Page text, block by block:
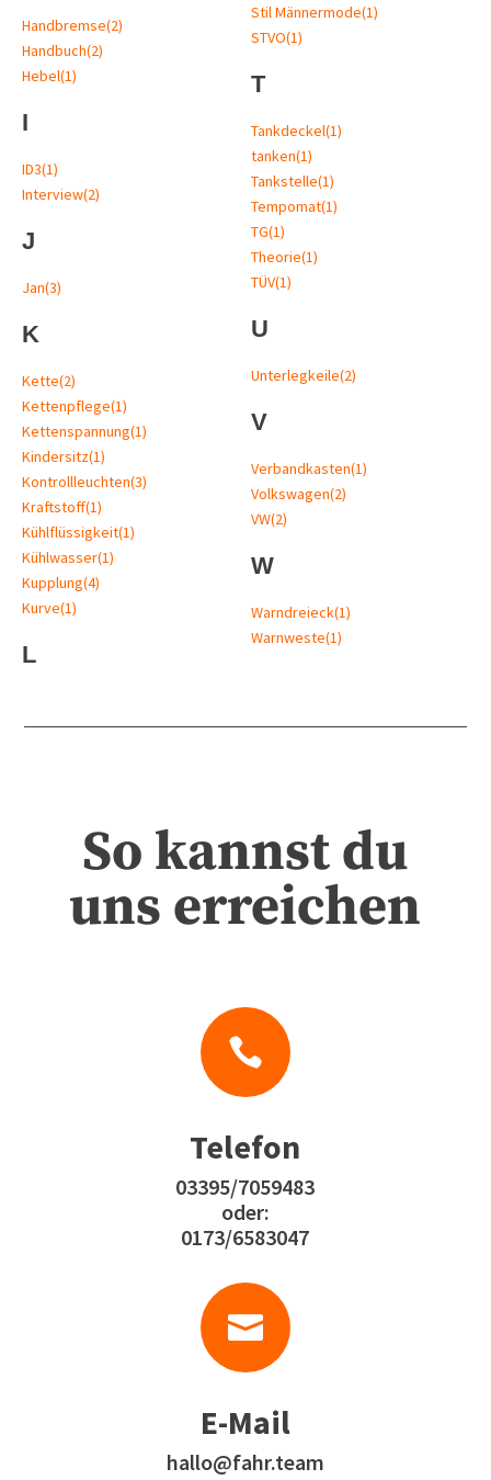
Handbremse(2)
Handbuch(2)
Hebel(1)
I
ID3(1)
Interview(2)
J
Jan(3)
K
Kette(2)
Kettenpflege(1)
Kettenspannung(1)
Kindersitz(1)
Kontrollleuchten(3)
Kraftstoff(1)
Kühlflüssigkeit(1)
Kühlwasser(1)
Kupplung(4)
Kurve(1)
L
Stil Männermode(1)
STVO(1)
T
Tankdeckel(1)
tanken(1)
Tankstelle(1)
Tempomat(1)
TG(1)
Theorie(1)
TÜV(1)
U
Unterlegkeile(2)
V
Verbandkasten(1)
Volkswagen(2)
VW(2)
W
Warndreieck(1)
Warnweste(1)
So kannst du
uns erreichen

Telefon
03395/7059483
oder:
0173/6583047

E-Mail
hallo@fahr.team